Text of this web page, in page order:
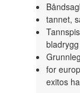
tannet,
bladrygg
for
exitos